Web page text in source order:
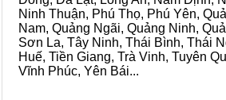
Ninh Thuận, Phú Thọ, Phú Yên,
Nam, Quảng Ngãi, Quảng Ninh,
Sơn La, Tây Ninh, Thái Bình, Thái
Huế, Tiền Giang, Trà Vinh, Tuyên
Vĩnh Phúc, Yên Bái...